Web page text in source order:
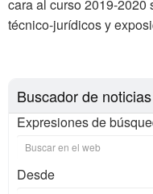
cara al curso 2019-2020
técnico-jurídicos y
Buscador de noticias
Expresiones de
Desde